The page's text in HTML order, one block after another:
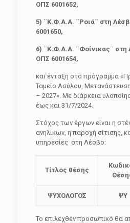
ΟΠΣ 6001652,
5) ¨Κ.Φ.Α.Α. ¨Ροιά¨ στη
6001650,
6) ¨Κ.Φ.Α.Α. ¨Φοίνικας¨ στη
ΟΠΣ 6001654,
και ένταξη στο πρόγραμμα
Ταμείο Ασύλου,
– 2027». Με διάρκεια
έως και 31/7/2024.
Στόχος των έργων είναι η
ανηλίκων, η παροχή σίτισης,
υπηρεσίες στη Λέσβο:
Τίτλος θέσης
ΨΥΧΟΛΟΓΟΣ ΨΥ
Το επιλεχθέν προσωπικό θα